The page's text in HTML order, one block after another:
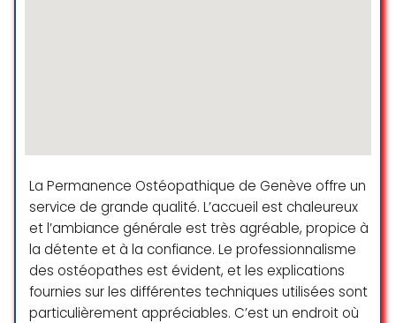
est très sympa!
Nadine K
☆ 5/5
Pilate & Marwork très bon cours et
une discipline intéressante très
La Permanence Ostéopathique de Genève offre un
service de grande qualité. L’accueil est chaleureux
et l’ambiance générale est très agréable, propice à
la détente et à la confiance. Le professionnalisme
des ostéopathes est évident, et les explications
fournies sur les différentes techniques utilisées sont
particulièrement appréciables. C’est un endroit où